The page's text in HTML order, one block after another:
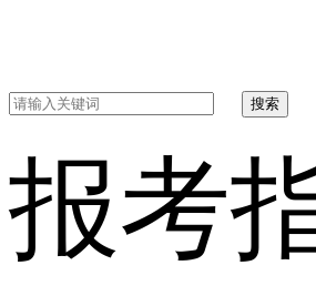
搜索
报考